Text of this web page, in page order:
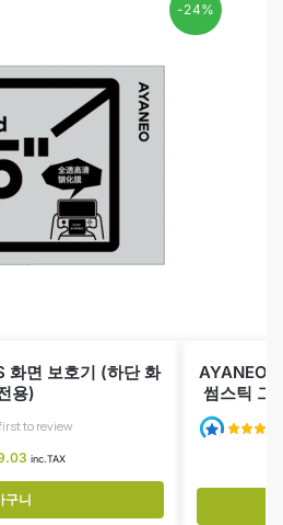
화면 보호기 (하단 화
용)
inc.TAX
구니
-24%
AYANEO
썸스틱 그